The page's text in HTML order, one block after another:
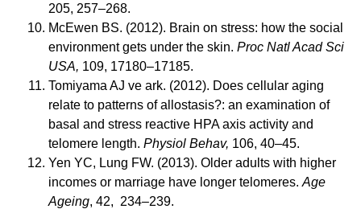
205, 257–268.
McEwen BS. (2012). Brain on stress: how the social
environment gets under the skin. Proc Natl Acad Sci
USA, 109, 17180–17185.
Tomiyama AJ ve ark. (2012). Does cellular aging
relate to patterns of allostasis?: an examination of
basal and stress reactive HPA axis activity and
telomere length. Physiol Behav, 106, 40–45.
Yen YC, Lung FW. (2013). Older adults with higher
incomes or marriage have longer telomeres. Age
Ageing, 42, 234–239.